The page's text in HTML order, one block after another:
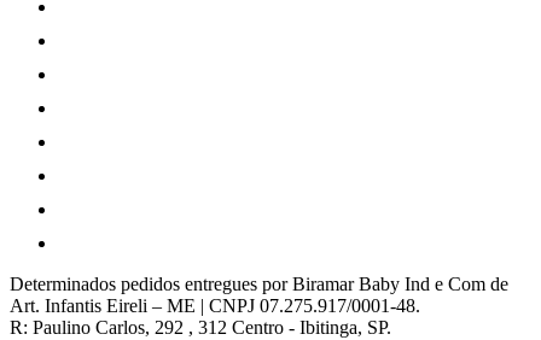
Determinados pedidos entregues por Biramar Baby Ind e Com de
Art. Infantis Eireli – ME | CNPJ 07.275.917/0001-48.
R: Paulino Carlos, 292 , 312 Centro - Ibitinga, SP.